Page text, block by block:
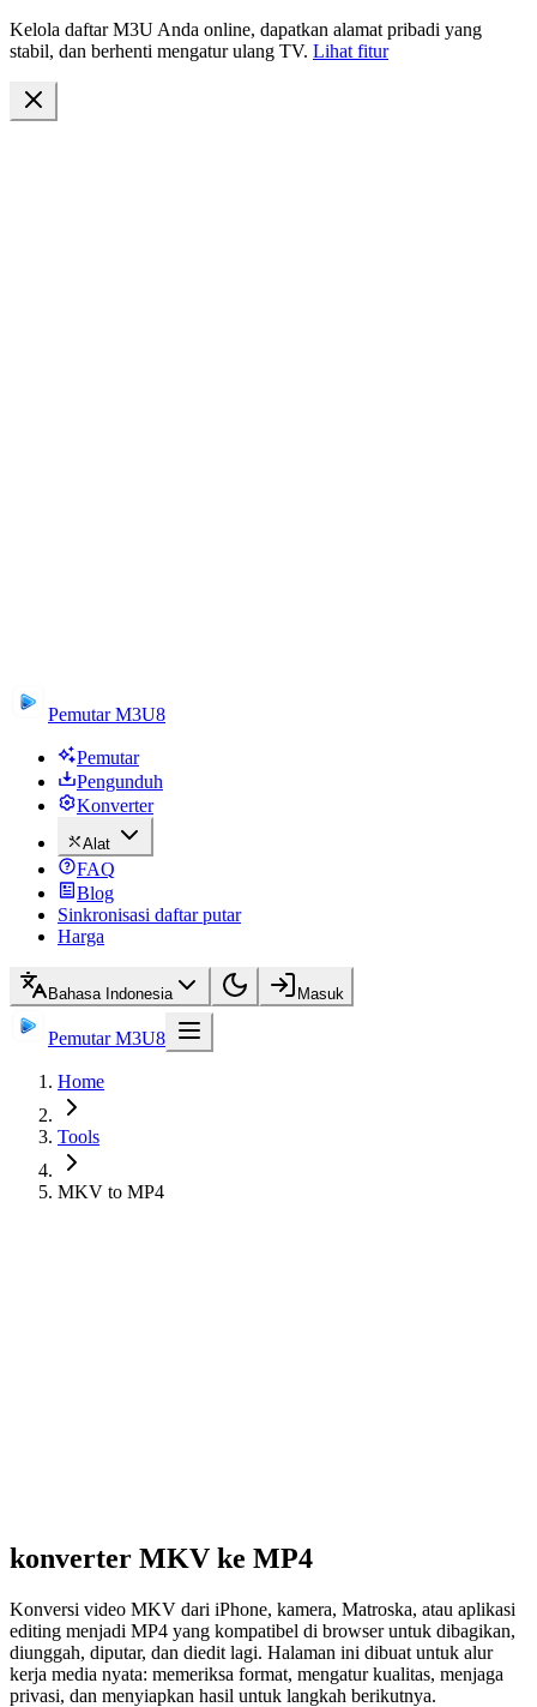
Kelola daftar M3U Anda online, dapatkan alamat pribadi yang
stabil, dan berhenti mengatur ulang TV. Lihat fitur
Pemutar M3U8
Pemutar
Pengunduh
Konverter
Alat
FAQ
Blog
Sinkronisasi daftar putar
Harga
Bahasa Indonesia Masuk
Pemutar M3U8
Home
Tools
MKV to MP4
konverter MKV ke MP4
Konversi video MKV dari iPhone, kamera, Matroska, atau aplikasi
editing menjadi MP4 yang kompatibel di browser untuk dibagikan,
diunggah, diputar, dan diedit lagi. Halaman ini dibuat untuk alur
kerja media nyata: memeriksa format, mengatur kualitas, menjaga
privasi, dan menyiapkan hasil untuk langkah berikutnya.